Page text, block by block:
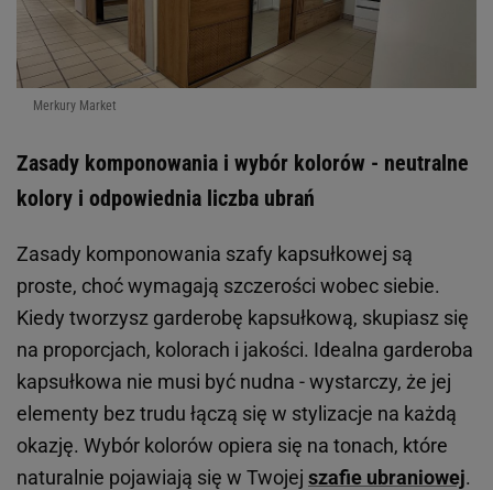
Merkury Market
Zasady komponowania i wybór kolorów - neutralne
kolory i odpowiednia liczba ubrań
Zasady komponowania szafy kapsułkowej są
proste, choć wymagają szczerości wobec siebie.
Kiedy tworzysz garderobę kapsułkową, skupiasz się
na proporcjach, kolorach i jakości. Idealna garderoba
kapsułkowa nie musi być nudna - wystarczy, że jej
elementy bez trudu łączą się w stylizacje na każdą
okazję. Wybór kolorów opiera się na tonach, które
naturalnie pojawiają się w Twojej szafie ubraniowej.